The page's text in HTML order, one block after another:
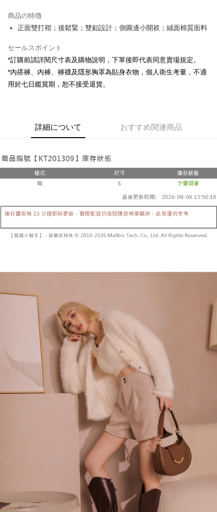
Apple Pay
Google Pay
2. 支払い方法で「OP Pay Later」を選択すると、注文が成立した後に自動
的に OP Pay Later の取引プロセスに移行し、携帯番号を確認後、分割払
3. 実際の承認額、分割回数および費用については、後続の取引確認ページ
を基準とします。
4. 注文成立後30分以内に確認取引を行わない場合や審査が通過しない場
合、注文は自動的にキャンセルされます。「転専審査」に未通過の状況が
1. 分割払いの金額は電信請求書に統合されず、「OP Pay Later」は毎月の
1. 本サービスは「台湾大哥大株式会社」（以下「当社」といいます）によ
って提供され、ユーザーが取引時に本サービスを通じて商品やサービスを
購入できるようにし、店舗が売買／分割払い売買の債権を当社に譲渡した
後、契約に基づいて当社の請求書で帳款を支払うことになります。
2. 「OP Pay Later」を利用する契約関係の目的から、店舗はあなたの個人
情報（名前、電話または住所を含む）を台湾大哥大に提供し、収集、処理
および利用するために、当社があなた本人と分割請求書に必要な情報の確
認、照合および修正を行います。
3. 完全なユーザーサービス規約については、以下のリンクを参照してくだ
さい：
https://oppay.tw/userRule
一、 AFTEE代金後払いについて
1.お支払い方法でAFTEE代金後払いを選択すると、携帯電話認証ウィンド
2.SMSで認証してお支払い手続を進めてください。
3.注文するときのお支払いは不要です。商品はご指定の住所に配送されま
4.ご注文が完了すると、携帯に支払い通知のSMSが届きます。アプリ会員
5.商品受け取り時のお支払いは不要です。商品を確かめてから、SMSまた
はアプリの通知に従って、4大コンビニ、またはATM/オンラインバンキン
代金納付期限は最短で 14 日以内ですので、ご注意ください。AFTEE アプ
お支払期限は、ショップが請求した期日と、AFTEEで延長できる日数をも
約商品や商品到着日が比較的遅い商品）。そのため、商品到着の有無に関
わらず、AFTEEで指定された期限内にお支払いください。
二、支払い限度額
1.初回 AFTEEを ご利用の際に、認証結果及び当社の審査の結果に基づ
き、限度額が設定されます。
2.決済金額は最低NT$20です。
3.現在、台湾の会員のみご利用いただけます。
三、利用規約「AFTEE代金後払い」（以下当サービスという）はネットプ
ロテクションズ（以下 AFTEE という）が提供し、AFTEEが代金を徴収し
ます。当サービスご利用の際に提供しなければならない個人情報（注文者
の氏名、電話番号、受取人の氏名、電話番号、受取人住所を含むがこれに
限らない）は、AFTEEに渡され当サービスで必要な範囲内で利用されま
す。AFTEEの個人情報の収集、処理、利用について、詳細はAFTEE公式ホ
ームページの『個人情報の収集、処理及び利用に関する声明』をご参照く
https://aftee.tw/privacypolicy/ ）。
AFTEEの初回ご利用の際に、審査を通過すれば、最高額がNT$10,000にな
ります。支払い期限を過ぎた場合、その金額に基づいて年利20%の遅延滞
納金が加算されます。未成年の利用者は、事前に法定代理人または後見人
の同意を得ればAFTEEをご利用いただけます。
個人情報の処理、利用について疑問がある、または関連する法律の権利を
行使したい場合は、ネットプロテクションズ
cs_tw@netprotections.co.jp
ATM払い
配送方法
全家取貨付款
付款後全家取貨
已關閉，請勿下單
已關閉，請勿下單(付取)
7-11取貨付款
配送毎にNT$60、NT$1,800以上で送料無料
付款後7-11取貨
配送毎にNT$60、NT$1,600以上で送料無料
宅配
配送毎にNT$100、NT$2,500以上で送料無料
國家/地區配送
商品の特徴
正面雙打褶；後鬆緊；雙釦設計；側圓邊小開衩；絨面棉質面料
セールスポイント
*訂購前請詳閱尺寸表及購物說明，下單後即代表同意賣場規定。
*內搭褲、內褲、褲襪及隱形胸罩為貼身衣物，個人衛生考量，不適
用於七日鑑賞期，恕不接受退貨。
詳細について おすすめ関連商品